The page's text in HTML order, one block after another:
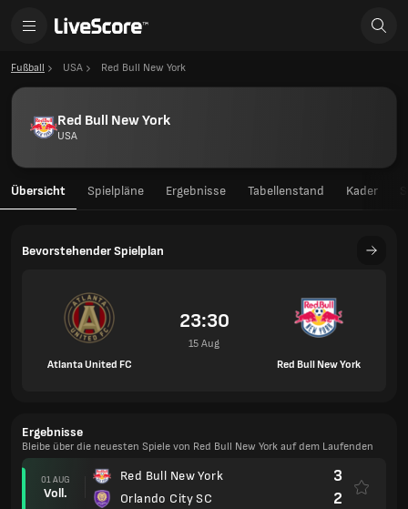
Fußball USA Red Bull New York
Red Bull New York
USA
Übersicht Spielpläne Ergebnisse Tabellenstand Kader
Bevorstehender Spielplan
Atlanta United FC
23:30
15 Aug
Red Bull New York
Ergebnisse
Bleibe über die neuesten Spiele von Red Bull New York auf dem Laufenden
01 AUG
Voll.
Red Bull New York
Orlando City SC
3
2